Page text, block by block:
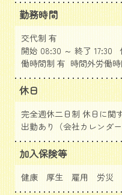
勤務時間
交代制 有
開始 08:30 ～ 終了 17:30
働時間制 有 時間外労働
休日
完全週休二日制 休日に関
出勤あり（会社カレンダ
加入保険等
健康 厚生 雇用 労災